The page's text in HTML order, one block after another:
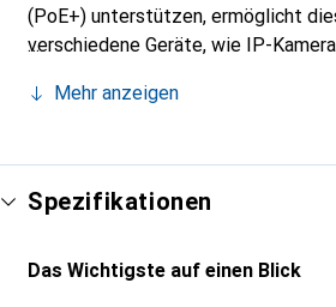
(PoE+) unterstützen, ermöglicht
verschiedene Geräte, wie IP-
anspruchsvollen Umgebungen. Der
Gbit/s und Unterstützung für
Flexibilität. Die
Schienenmontage zusätzliche
Mehr anzeigen
Spezifikationen
Das Wichtigste auf einen Blick